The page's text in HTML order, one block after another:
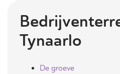
Tynaarlo
De groeve